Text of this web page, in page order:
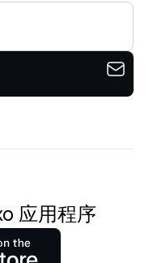
应用程序